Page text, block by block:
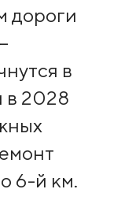
дороги
в
в 2028
6-й км.